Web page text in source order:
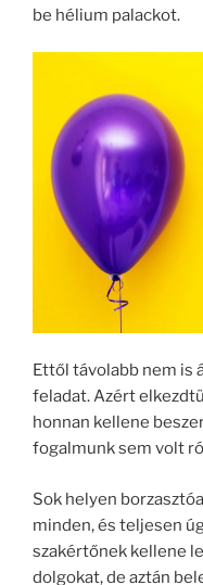
be hélium palackot.
Ettől távolabb nem is
feladat. Azért
honnan kellene
fogalmunk sem volt
Sok helyen
minden, és teljesen
szakértőnek kellene
dolgokat, de aztán